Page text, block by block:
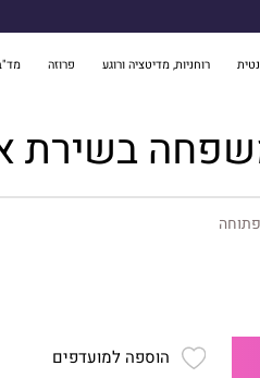
רוחניות, מדיטציה ורוגע פרוזה
בשירת
הוספה למועדפים